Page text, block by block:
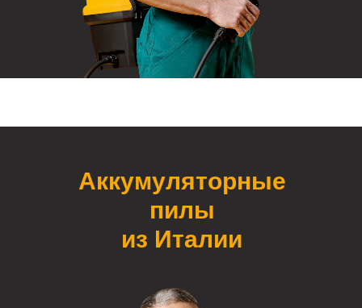
Аккумуляторные
пилы
из Италии